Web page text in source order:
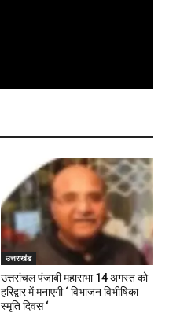
उत्तराखंड
उत्तरांचल पंजाबी महासभा 14 अगस्त को
हरिद्वार में मनाएगी ‘ विभाजन विभीषिका
स्मृति दिवस ‘